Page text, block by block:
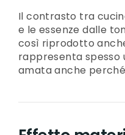
Il contrasto tra
e le essenze dalle
così riprodotto
rappresenta
amata anche